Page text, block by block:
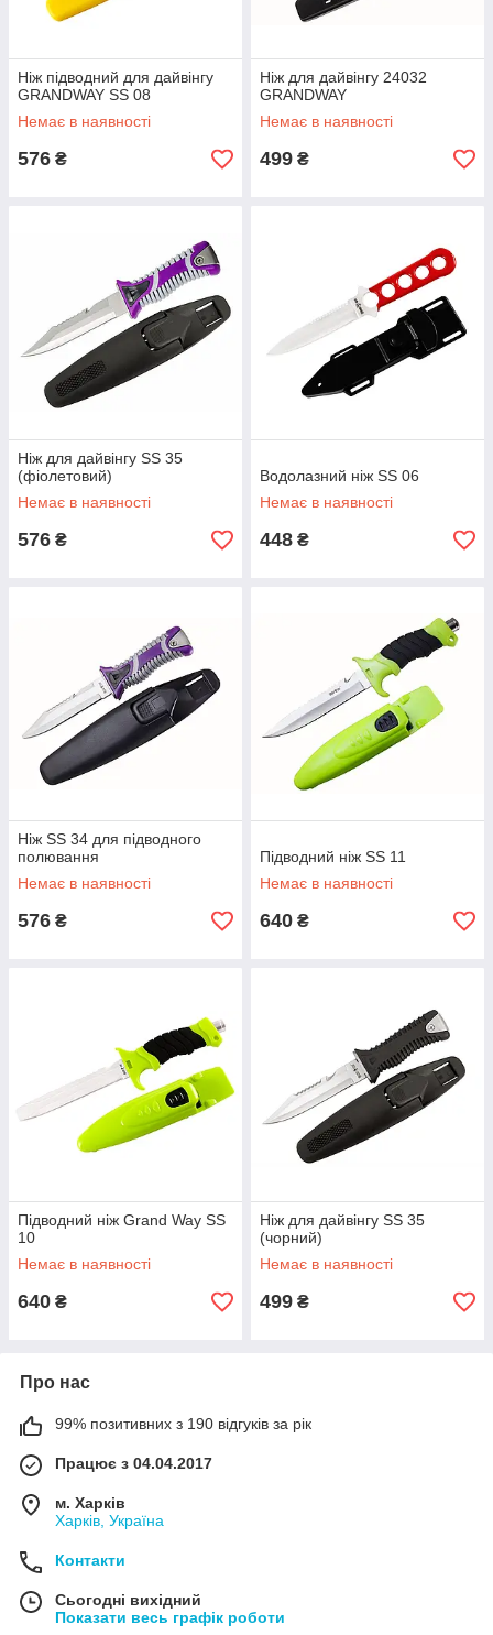
Ніж підводний для дайвінгу
GRANDWAY SS 08
Немає в наявності
576 ₴
Ніж для дайвінгу 24032
GRANDWAY
Немає в наявності
499 ₴
Ніж для дайвінгу SS 35
(фіолетовий)
Немає в наявності
576 ₴
Водолазний ніж SS 06
Немає в наявності
448 ₴
Ніж SS 34 для підводного
полювання
Немає в наявності
576 ₴
Підводний ніж SS 11
Немає в наявності
640 ₴
Підводний ніж Grand Way SS
10
Немає в наявності
640 ₴
Ніж для дайвінгу SS 35
(чорний)
Немає в наявності
499 ₴
Про нас
99% позитивних з 190 відгуків за рік
Працює з 04.04.2017
м. Харків
Харків, Україна
Контакти
Сьогодні вихідний
Показати весь графік роботи